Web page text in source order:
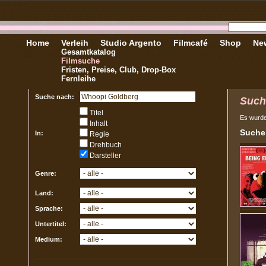
Home Verleih
Gesamtkatalog
Filmsuche
Fristen, Preise, Club, Drop-Box
Fernleihe
Studio Argento Filmcafé Shop
Suche nach:
In:
Titel
Inhalt
Regie
Drehbuch
Darsteller
Genre:
Land:
Sprache:
Untertitel:
Medium:
Es